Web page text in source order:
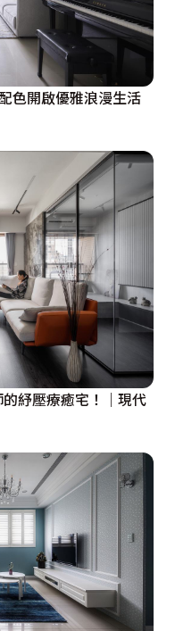
色開啟優雅浪漫生活
紓壓療癒宅！｜現代